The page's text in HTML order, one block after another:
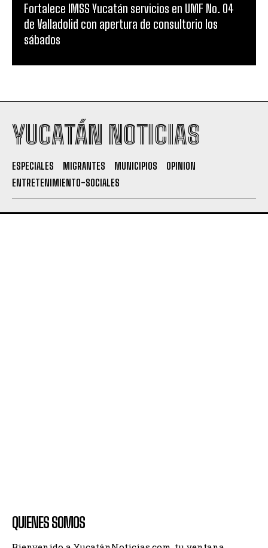
Fortalece IMSS Yucatán servicios en UMF No. 04
de Valladolid con apertura de consultorio los
sábados
YUCATÁN NOTICIAS
ESPECIALES MIGRANTES MUNICIPIOS
OPINION
ENTRETENIMIENTO-SOCIALES
QUIENES SOMOS